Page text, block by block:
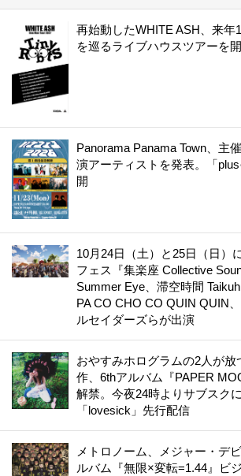
再始動したWHITE ASH、来年
を巡るライブハウスツアーを
Panorama Panama Town、主
演アーティストを発表。「
開
10月24日（土）と25日（日）
フェス『集楽座 Collective
Summer Eye、滞空時間
PA CO CHO CO QUIN QUIN
ルセイダーズらが出演
おやすみホログラムの2人が放
作、6thアルバム『PAPER
解禁。今夜24時よりサブスク
「lovesick」先行配信
メトロノーム、メジャー・デ
ルバム『無限×変転=1.44』ビ